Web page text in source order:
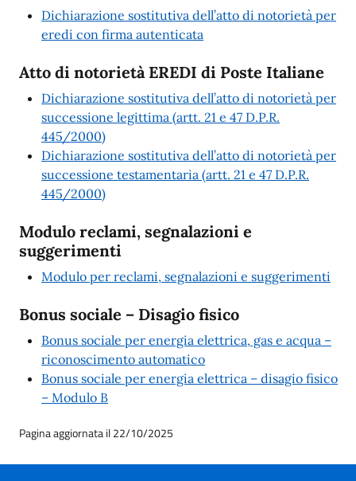
Dichiarazione sostitutiva dell’atto di notorietà per
eredi con firma autenticata
Atto di notorietà EREDI di Poste Italiane
Dichiarazione sostitutiva dell’atto di notorietà per
successione legittima (artt. 21 e 47 D.P.R.
445/2000)
Dichiarazione sostitutiva dell’atto di notorietà per
successione testamentaria (artt. 21 e 47 D.P.R.
445/2000)
Modulo reclami, segnalazioni e
suggerimenti
Modulo per reclami, segnalazioni e suggerimenti
Bonus sociale – Disagio fisico
Bonus sociale per energia elettrica, gas e acqua –
riconoscimento automatico
Bonus sociale per energia elettrica – disagio fisico
– Modulo B
Pagina aggiornata il 22/10/2025